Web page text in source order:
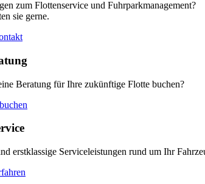
zum Flottenservice und Fuhrparkmanagement?
sie gerne.
Beratung für Ihre zukünftige Flotte buchen?
erstklassige Serviceleistungen rund um Ihr